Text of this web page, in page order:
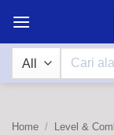
content
Search
Home / Level &